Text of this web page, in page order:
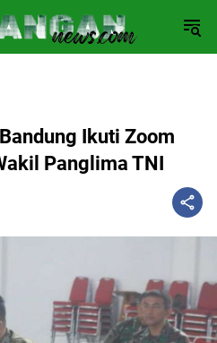
Ikuti Zoom
Panglima TNI